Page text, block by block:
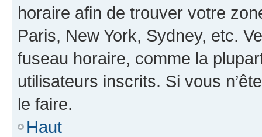
horaire afin de trouver votre
Paris, New York, Sydney, etc.
fuseau horaire, comme la
utilisateurs inscrits. Si vous
le faire.
Haut